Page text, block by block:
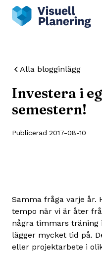
Alla blogginlägg
Investera i
semestern!
Publicerad 2017-08-10
Samma fråga varje år.
tempo när vi är åter
några timmars träning
lägger mycket tid på.
eller projektarbete i